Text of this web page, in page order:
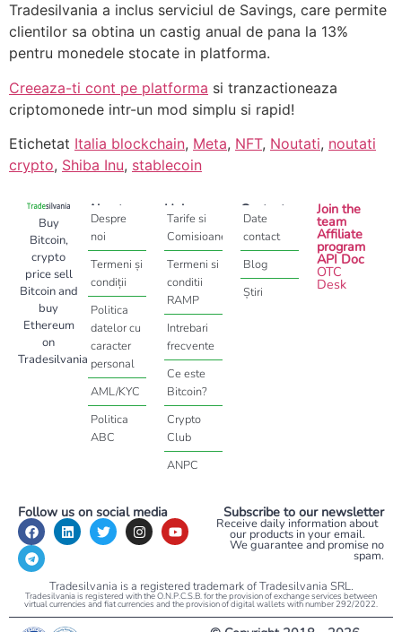
Tradesilvania a inclus serviciul de Savings, care permite
clientilor sa obtina un castig anual de pana la 13%
pentru monedele stocate in platforma.
Creeaza-ti cont pe platforma si tranzactioneaza
criptomonede intr-un mod simplu si rapid!
Etichetat Italia blockchain, Meta, NFT, Noutati, noutati
crypto, Shiba Inu, stablecoin
Buy
Bitcoin,
crypto
price sell
Bitcoin and
buy
Ethereum
on
Tradesilvania
About
Despre
noi
Termeni și
condiții
Politica
datelor cu
caracter
personal
AML/KYC
Politica
ABC
Help
Tarife si
Comisioane
Termeni si
conditii
RAMP
Intrebari
frecvente
Ce este
Bitcoin?
Crypto
Club
ANPC
Contact
Date
contact
Blog
Știri
Join the
team
Affiliate
program
API Doc
OTC
Desk
Follow us on social media Subscribe to our newsletter
Receive daily information about
our products in your email.
We guarantee and promise no
spam.
Tradesilvania is a registered trademark of Tradesilvania SRL.
Tradesilvania is registered with the O.N.P.C.S.B. for the provision of exchange services between
virtual currencies and fiat currencies and the provision of digital wallets with number 292/2022.